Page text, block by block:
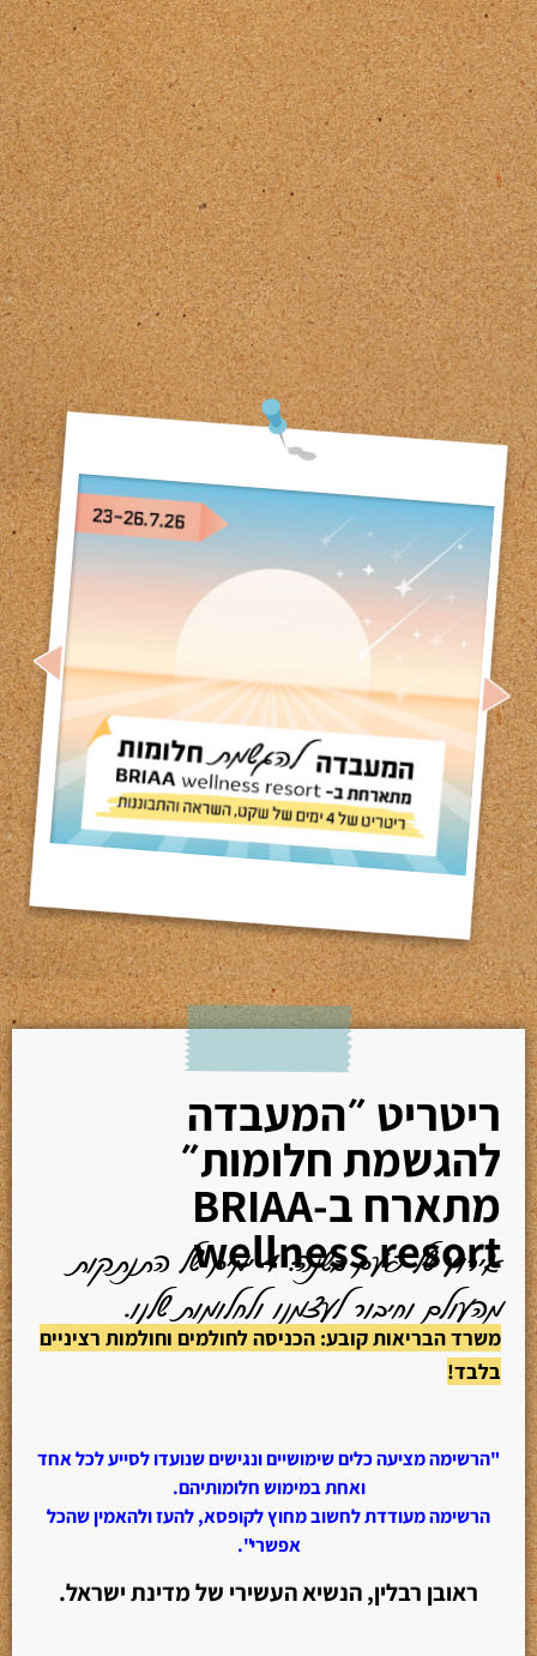
ריטריט ״המעבדה
להגשמת חלומות״
מתארח ב-BRIAA
wellness resortאירוע של פעם בשנה: 4 ימים של התנתקות
מהעולם וחיבור לעצמנו ולחלומות שלנו.
משרד הבריאות קובע: הכניסה לחולמים וחולמות רציניים
בלבד!
"הרשימה מציעה כלים שימושיים ונגישים שנועדו לסייע לכל אחד
ואחת במימוש חלומותיהם.
הרשימה מעודדת לחשוב מחוץ לקופסא, להעז ולהאמין שהכל
אפשרי".
ראובן רבלין, הנשיא העשירי של מדינת ישראל.